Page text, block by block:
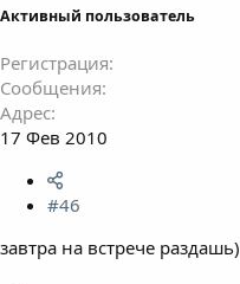
Активный пользователь
Регистрация
Сообщения
Адрес
17 Фев 2010
#46
завтра на встрече раздашь)